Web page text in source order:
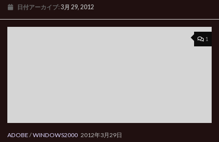
日付アーカイブ:3月 29, 2012
1
ADOBE/WINDOWS2000 2012年3月29日